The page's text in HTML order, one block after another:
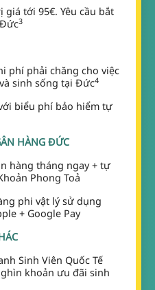
tới 95€. Yêu cầu bắt
3
phí phải chăng cho việc
sinh sống tại Đức4
biểu phí bảo hiểm tự
HÀNG ĐỨC
hàng tháng ngay + tự
Phong Toả
phi vật lý sử dụng
+ Google Pay
Sinh Viên Quốc Tế
khoản ưu đãi sinh